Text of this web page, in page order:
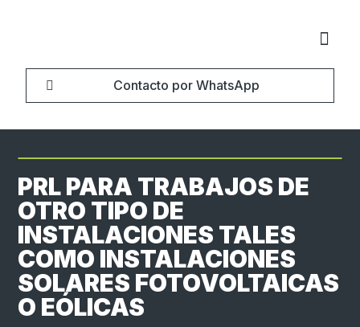
Contacto por WhatsApp
PRL PARA TRABAJOS DE
OTRO TIPO DE
INSTALACIONES TALES
COMO INSTALACIONES
SOLARES FOTOVOLTAICAS
O EÓLICAS